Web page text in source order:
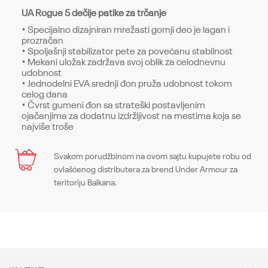
UA Rogue 5 dečije patike za trčanje
• Specijalno dizajniran mrežasti gornji deo je lagan i
prozračan
• Spoljašnji stabilizator pete za povećanu stabilnost
• Mekani uložak zadržava svoj oblik za celodnevnu
udobnost
• Jednodelni EVA srednji đon pruža udobnost tokom
celog dana
• Čvrst gumeni đon sa strateški postavljenim
ojačanjima za dodatnu izdržljivost na mestima koja se
najviše troše
Karakteristika
Kategorija
Ime/Nadimak
Svakom porudžbinom na ovom sajtu kupujete robu od
ovlašćenog distributera za brend Under Armour za
teritoriju Balkana.